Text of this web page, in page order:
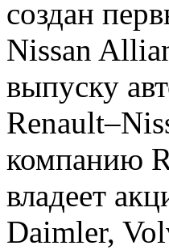
создан
Nissan
выпуску
компанию
владеет
Daimler,